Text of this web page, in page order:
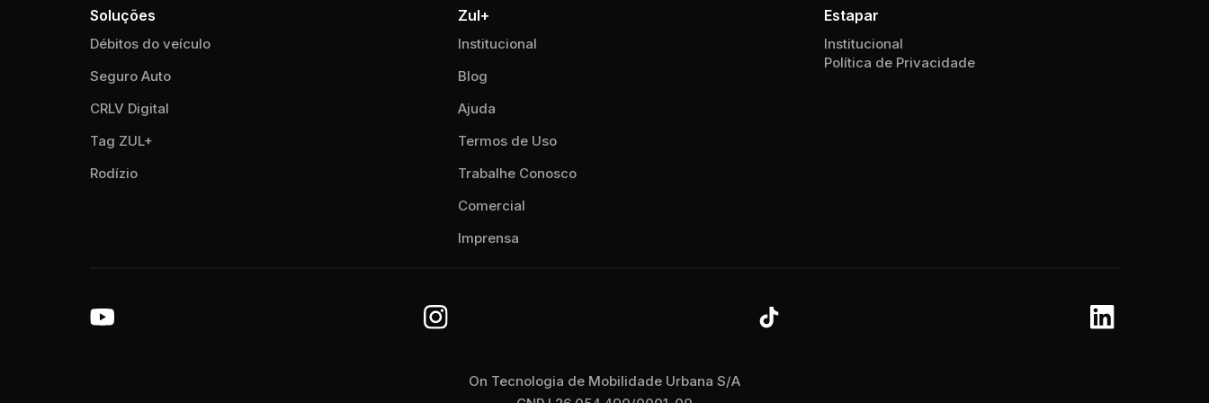
Estapar
Institucional
Política de Privacidade
Soluções
Débitos do veículo
Seguro Auto
CRLV Digital
Tag ZUL+
Rodízio
Zul+
Institucional
Blog
Ajuda
Termos de Uso
Trabalhe Conosco
Comercial
Imprensa
On Tecnologia de Mobilidade Urbana S/A